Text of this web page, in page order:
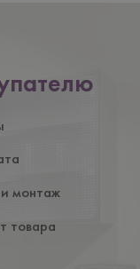
монтаж
товара